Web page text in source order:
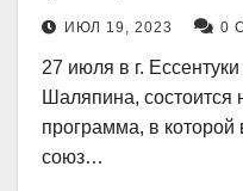
ИЮЛ 19, 2023 0
27 июля в г.
Шаляпина, состоится
программа, в
союз…